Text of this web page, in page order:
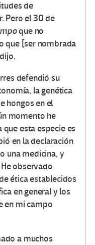
de
Pero el 30 de
que no
que [ser nombrada
defendió su
la genética
hongos en el
momento he
esta especie es
en la declaración
una medicina, y
He observado
ética establecidos
en general y los
en mi campo
a muchos